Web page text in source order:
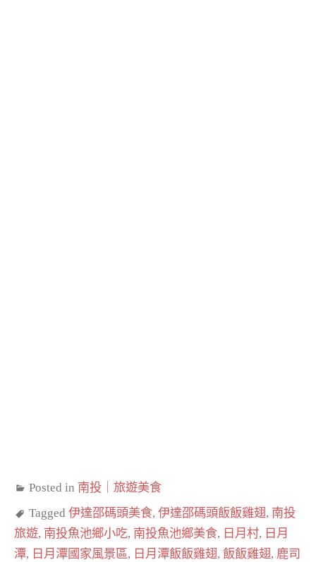
Posted in 南投｜旅遊美食
Tagged 伊達邵碼頭美食, 伊達邵碼頭飯飯雞翅, 南投
旅遊, 南投魚池鄉小吃, 南投魚池鄉美食, 日月村, 日月
潭, 日月潭國家風景區, 日月潭飯飯雞翅, 飯飯雞翅, 鹿司